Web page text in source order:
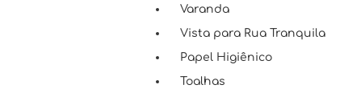
Varanda
Vista para Rua Tranquila
Papel Higiênico
Toalhas